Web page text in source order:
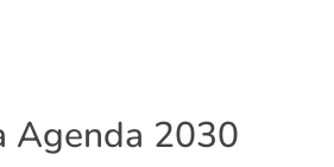
Agenda 2030